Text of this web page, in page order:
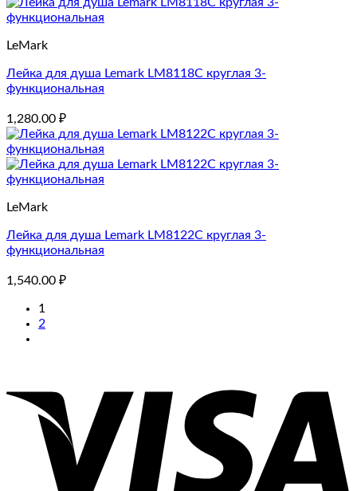
LeMark
Лейка для душа Lemark LM8118C круглая 3-
функциональная
1,280.00 ₽
LeMark
Лейка для душа Lemark LM8122C круглая 3-
функциональная
1,540.00 ₽
1
2